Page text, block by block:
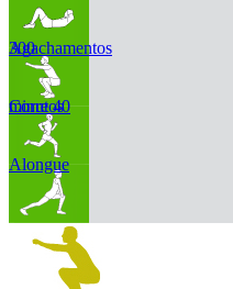
300 Agachamentos
Corre 40 minutos
Alongue